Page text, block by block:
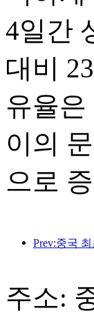
4일간
대비
유율은
이의
으로
주소: